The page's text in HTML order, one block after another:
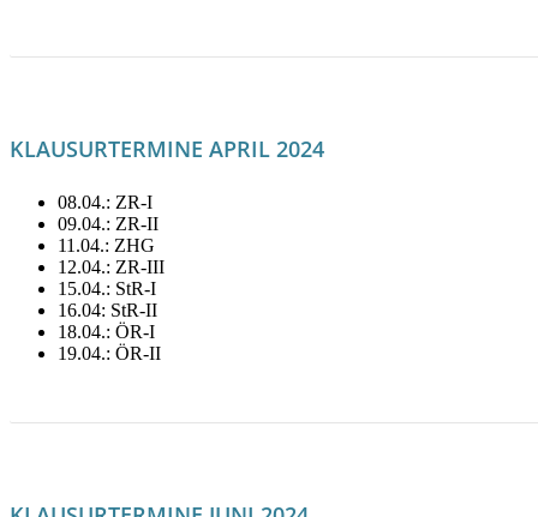
KLAUSURTERMINE APRIL 2024
08.04.: ZR-I
09.04.: ZR-II
11.04.: ZHG
12.04.: ZR-III
15.04.: StR-I
16.04: StR-II
18.04.: ÖR-I
19.04.: ÖR-II